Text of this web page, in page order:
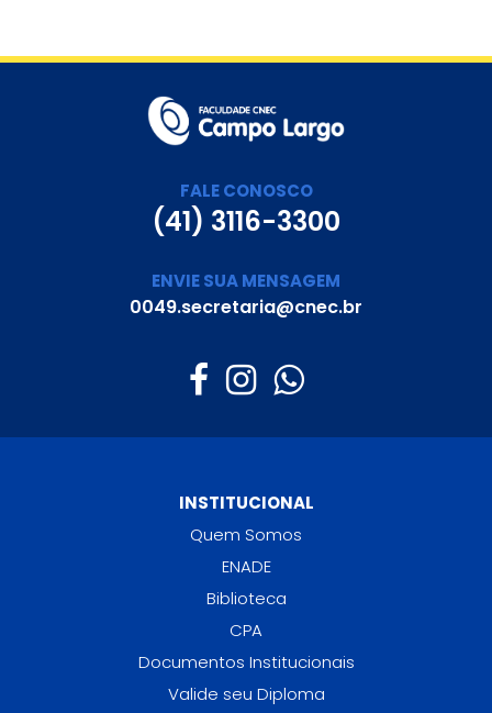
FALE CONOSCO
(41) 3116-3300
ENVIE SUA MENSAGEM
0049.secretaria@cnec.br
INSTITUCIONAL
Quem Somos
ENADE
Biblioteca
CPA
Documentos Institucionais
Valide seu Diploma